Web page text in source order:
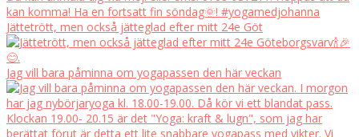
Jättetrött, men också jätteglad efter mitt 24e Göt
Jag vill bara påminna om yogapassen den här veckan